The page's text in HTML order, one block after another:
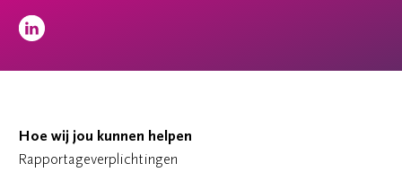
Hoe wij jou kunnen helpen
Rapportageverplichtingen